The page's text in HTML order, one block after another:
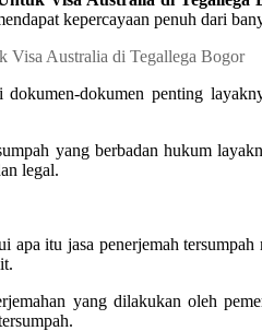
kepercayaan penuh dari
dokumen penting
yang berbadan hukum
legal.
itu jasa penerjemah
yang dilakukan oleh